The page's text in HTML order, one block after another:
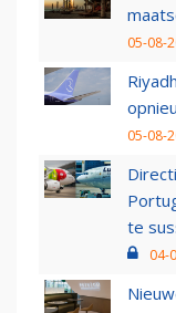
05-08-
05-08-
te
04-